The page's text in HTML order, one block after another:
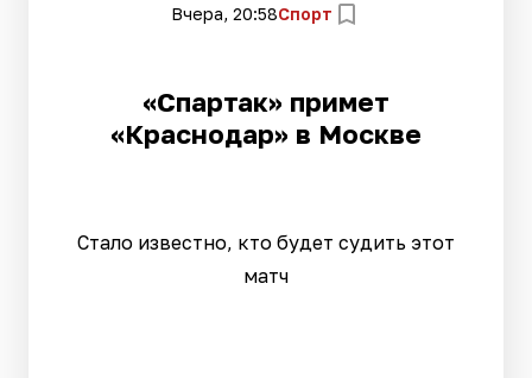
Вчера, 20:58Спорт
«Спартак» примет
«Краснодар» в Москве
Стало известно, кто будет судить этот
матч